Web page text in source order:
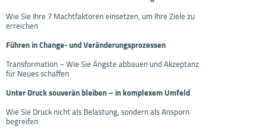
Wie Sie Ihre 7 Machtfaktoren einsetzen, um Ihre Ziele zu
erreichen
Führen in Change- und Veränderungsprozessen
Transformation – Wie Sie Ängste abbauen und Akzeptanz
für Neues schaffen
Unter Druck souverän bleiben – in komplexem Umfeld
Wie Sie Druck nicht als Belastung, sondern als Ansporn
begreifen